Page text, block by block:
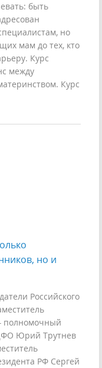
быть
но
мам до тех, кто
Курс
между
Курс
но и
Российского
полномочный
Юрий Трутнев
РФ Сергей